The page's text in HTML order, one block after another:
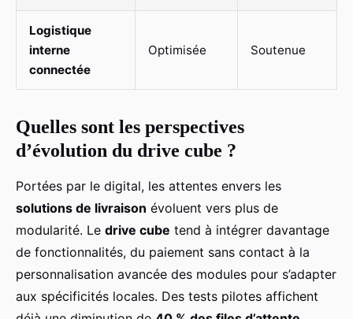
Logistique
interne
connectée
Optimisée Soutenue
Quelles sont les perspectives
d’évolution du drive cube ?
Portées par le digital, les attentes envers les
solutions de livraison évoluent vers plus de
modularité. Le drive cube tend à intégrer davantage
de fonctionnalités, du paiement sans contact à la
personnalisation avancée des modules pour s’adapter
aux spécificités locales. Des tests pilotes affichent